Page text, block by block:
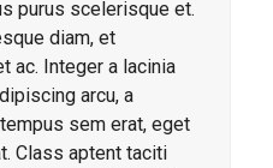
purus scelerisque et.
diam, et
ac. Integer a lacinia
arcu, a
sem erat, eget
Class aptent taciti